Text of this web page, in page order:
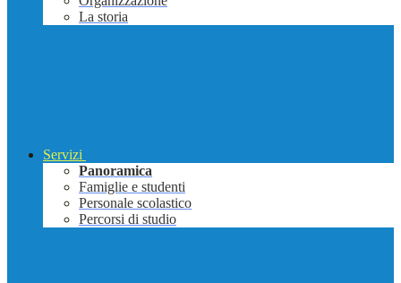
La storia
Servizi
Panoramica
Famiglie e studenti
Personale scolastico
Percorsi di studio